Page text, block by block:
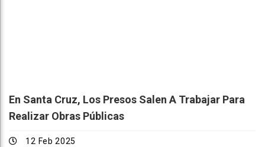
En Santa Cruz, Los Presos Salen A Trabajar Para
Realizar Obras Públicas
12 Feb 2025